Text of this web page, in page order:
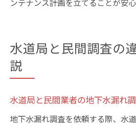
ンテナンス計画を立てることが安心
水道局と民間調査の
説
水道局と民間業者の地下水漏れ
地下水漏れ調査を依頼する際、水